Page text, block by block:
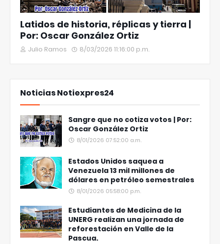
Latidos de historia, réplicas y tierra |
Por: Oscar González Ortiz
Julio Ramos 8/03/2026 11:16:00 p.m.
Noticias Notiexpres24
Sangre que no cotiza votos | Por:
Oscar González Ortiz
8/01/2026 07:52:00 a.m.
Estados Unidos saquea a
Venezuela 13 mil millones de
dólares en petróleo semestrales
8/01/2026 05:58:00 p.m.
Estudiantes de Medicina de la
UNERG realizan una jornada de
reforestación en Valle de la
Pascua.